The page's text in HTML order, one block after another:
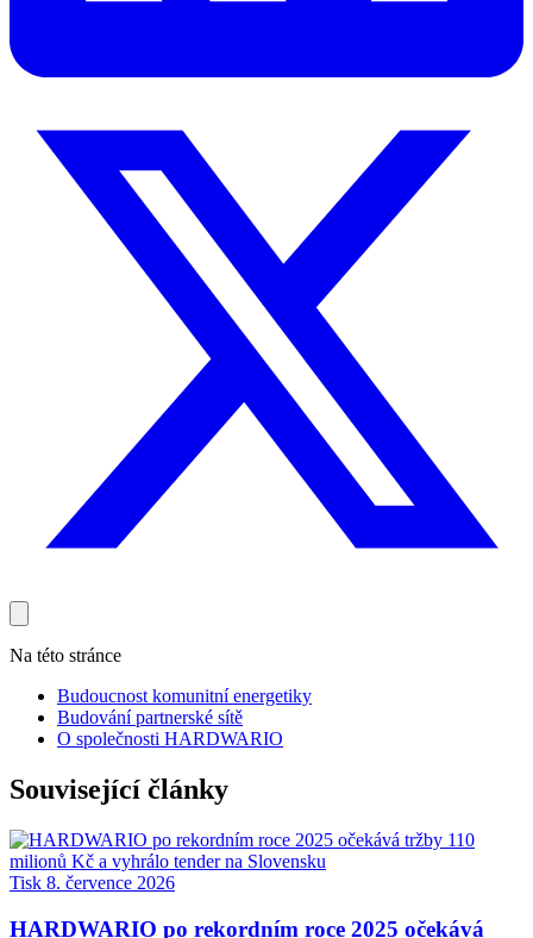
Na této stránce
Budoucnost komunitní energetiky
Budování partnerské sítě
O společnosti HARDWARIO
Související články
Tisk 8. července 2026
HARDWARIO po rekordním roce 2025 očekává